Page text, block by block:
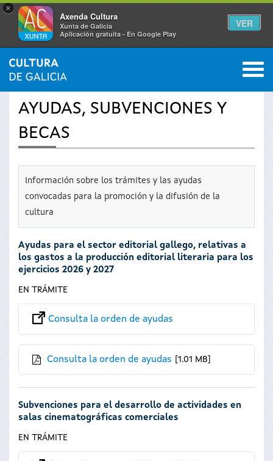
×
Axenda Cultura
Xunta de Galicia
Aplicación gratuíta - En Google Play
VER
Se
usted
aquí
INICIO › SERVICIOS 0
AYUDAS, SUBVENCIONES Y
BECAS
Información sobre los trámites y las ayudas
convocadas para la promoción y la difusión de la
cultura
Ayudas para el sector editorial gallego, relativas a
los gastos a la producción editorial literaria para los
ejercicios 2026 y 2027
EN TRÁMITE
Consulta la orden de ayudas
Consulta la orden de ayudas 1.01 MB
Subvenciones para el desarrollo de actividades en
salas cinematográficas comerciales
EN TRÁMITE